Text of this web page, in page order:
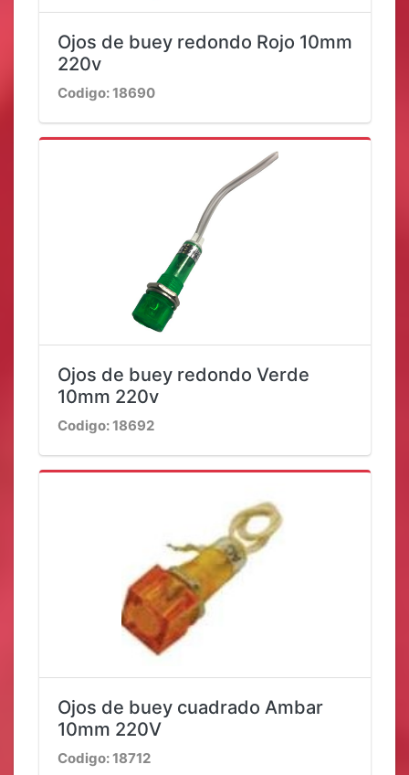
Ojos de buey redondo Rojo 10mm
220v
Codigo: 18690
Ojos de buey redondo Verde
10mm 220v
Codigo: 18692
Ojos de buey cuadrado Ambar
10mm 220V
Codigo: 18712